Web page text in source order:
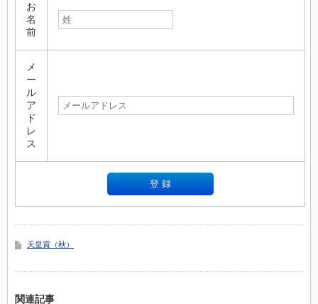
お
名
前
メ
ー
ル
ア
ド
レ
ス
天皇賞（秋）
関連記事